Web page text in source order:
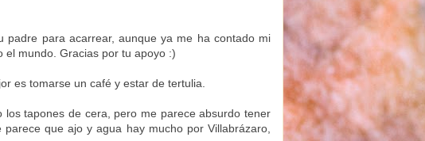
padre para acarrear, aunque ya me ha contado mi
mundo. Gracias por tu apoyo :)
es tomarse un café y estar de tertulia.
tapones de cera, pero me parece absurdo tener
que ajo y agua hay mucho por Villabrázaro,